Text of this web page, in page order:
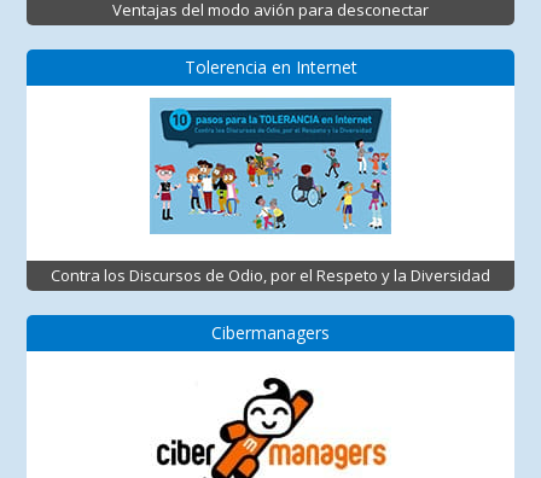
Ventajas del modo avión para desconectar
Tolerencia en Internet
Contra los Discursos de Odio, por el Respeto y la Diversidad
Cibermanagers